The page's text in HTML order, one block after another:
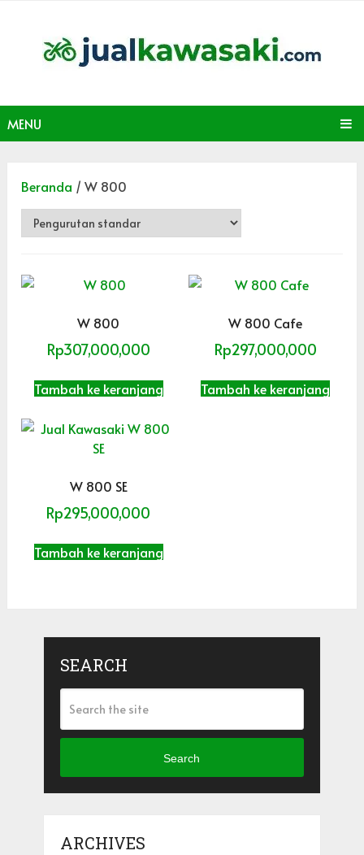
MENU
Beranda / W 800
W 800
Rp307,000,000
Tambah ke keranjang
W 800 Cafe
Rp297,000,000
Tambah ke keranjang
W 800 SE
Rp295,000,000
Tambah ke keranjang
SEARCH
Search
ARCHIVES